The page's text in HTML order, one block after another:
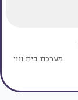
מערכת בית ונוי